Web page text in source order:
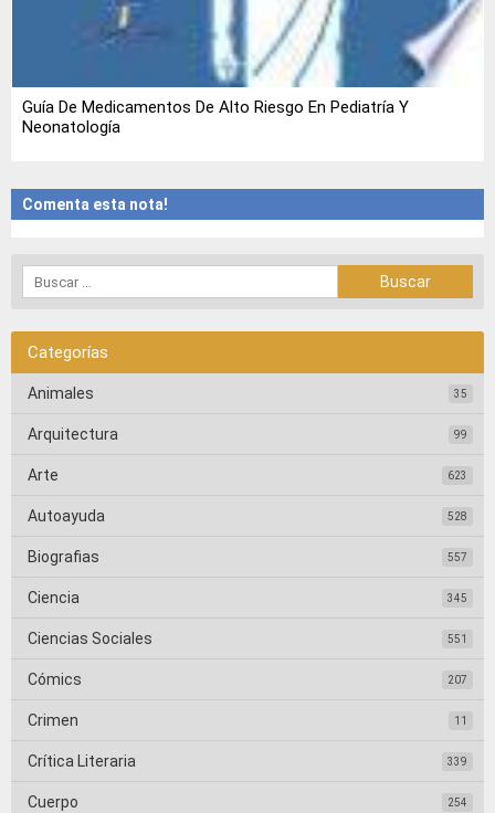
Guía De Medicamentos De Alto Riesgo En Pediatría Y
Neonatología
Comenta esta nota!
Categorías
Animales 35
Arquitectura 99
Arte 623
Autoayuda 528
Biografias 557
Ciencia 345
Ciencias Sociales 551
Cómics 207
Crimen 11
Crítica Literaria 339
Cuerpo 254